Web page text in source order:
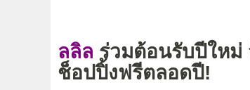
ลลิล ร่วมต้อนรับปีใหม่
ช็อปปิ้งฟรีตลอดปี!